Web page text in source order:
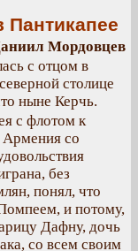
Пантикапее
Мордовцев
с отцом в
столице
ныне Керчь.
с флотом к
Армения со
без
понял, что
и потому,
Дафну, дочь
со всем своим